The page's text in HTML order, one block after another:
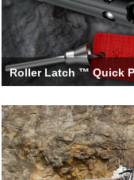
Roller Latch ™ Quick
desafíos al recuperar
Leer más >>